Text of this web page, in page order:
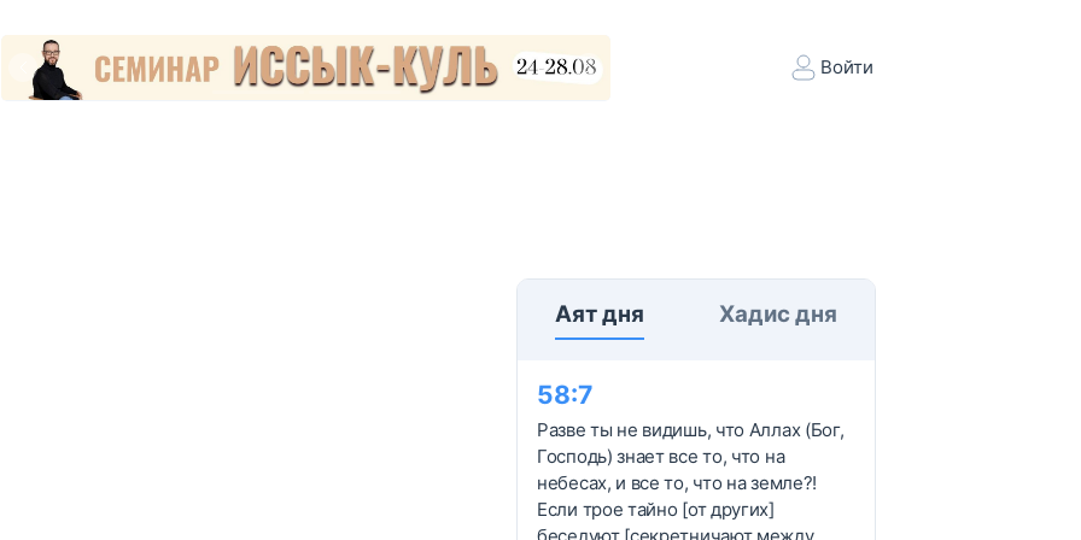
Войти
Аят дня Хадис дня
58:7
Разве ты не видишь, что Аллах (Бог,
Господь) знает все то, что на
небесах, и все то, что на земле?!
Если трое тайно [от других]